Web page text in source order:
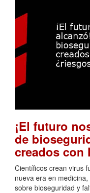
¡El futuro
de
creados con
Científicos crean virus
nueva era en
sobre bioseguridad y